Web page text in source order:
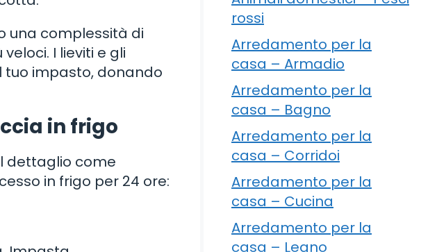
una complessità di
I lieviti e gli
tuo impasto, donando
in frigo
dettaglio come
in frigo per 24 ore:
rossi
Arredamento per la
casa – Armadio
Arredamento per la
casa – Bagno
Arredamento per la
casa – Corridoi
Arredamento per la
casa – Cucina
Arredamento per la
casa – Legno